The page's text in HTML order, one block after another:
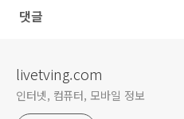
댓글
livetving.com
인터넷, 컴퓨터, 모바일 정보